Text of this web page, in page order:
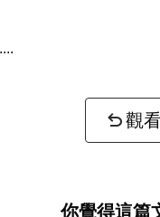
觀
你覺得這篇